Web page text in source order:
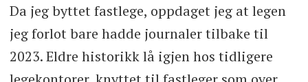
Da jeg byttet fastlege, oppdaget jeg at legen
jeg forlot bare hadde journaler tilbake til
2023. Eldre historikk lå igjen hos tidligere